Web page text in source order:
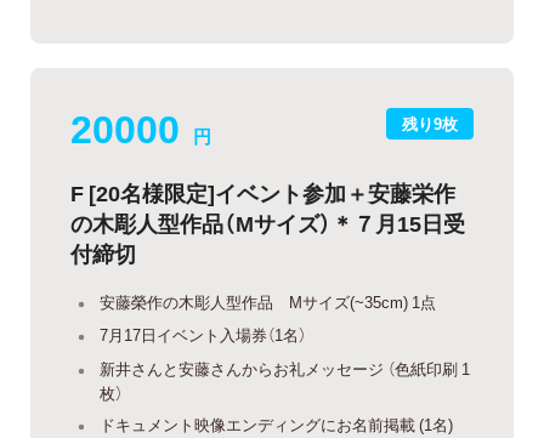
残り9枚
20000 円
F [20名様限定]イベント参加＋安藤栄作
の木彫人型作品（Mサイズ）＊７月15日受
付締切
安藤榮作の木彫人型作品 Mサイズ(~35cm) 1点
7月17日イベント入場券（1名）
新井さんと安藤さんからお礼メッセージ （色紙印刷 1
枚）
ドキュメント映像エンディングにお名前掲載 (1名)